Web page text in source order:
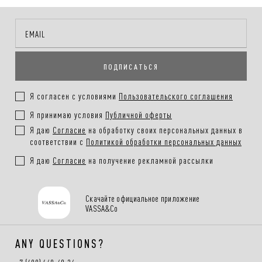
ПОДПИСАТЬСЯ
Я согласен с условиями Пользовательского соглашения
Я принимаю условия Публичной оферты
Я даю Согласие на обработку своих персональных данных в
соответствии с Политикой обработки персональных данных
Я даю Согласие на получение рекламной рассылки
Скачайте официальное приложение
VASSA&Co
ANY QUESTIONS?